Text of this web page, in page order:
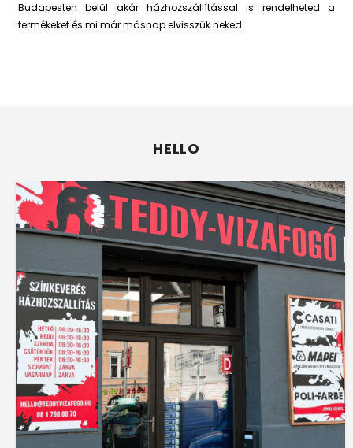
Budapesten belül akár házhozszállítással is rendelheted a
termékeket és mi már másnap elvisszük neked.
HELLO